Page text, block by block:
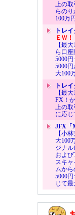
上の取
らの
100万
トレ
ＥＷ！
【最
ら口
5000
5000
大100
トレ
【最
FX！
上の取
に応じ
JFX「
【小
大100
ジナル
および
スキ
ムから
5000
じて最